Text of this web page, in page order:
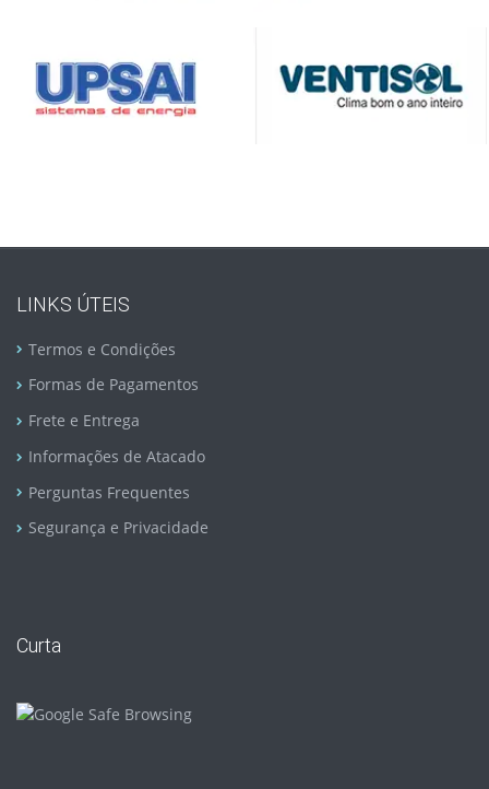
LINKS ÚTEIS
Termos e Condições
Formas de Pagamentos
Frete e Entrega
Informações de Atacado
Perguntas Frequentes
Segurança e Privacidade
Curta